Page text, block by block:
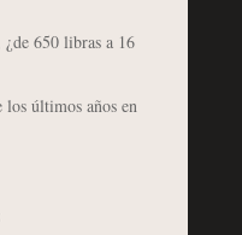
650 libras a 16
los últimos años en